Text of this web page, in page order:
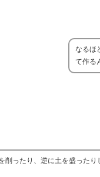
なるほ
て作る
削ったり、逆に土を盛った